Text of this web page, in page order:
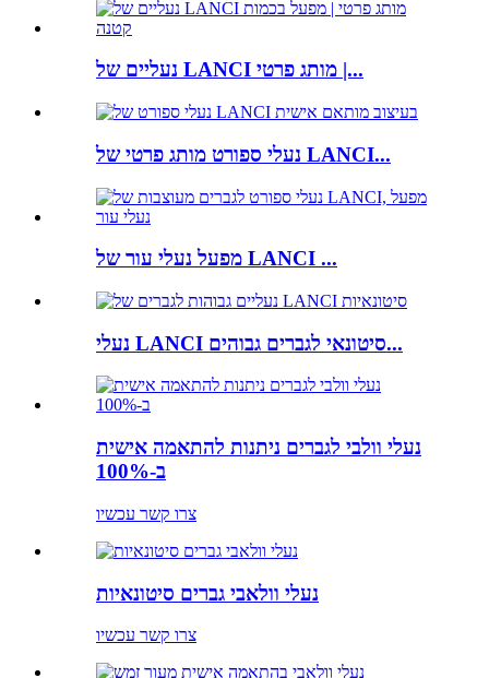
נעליים של LANCI מותג פרטי |...
נעלי ספורט מותג פרטי של LANCI...
מפעל נעלי עור של LANCI ...
נעלי LANCI סיטונאי לגברים גבוהים...
נעלי וולבי לגברים ניתנות להתאמה אישית
ב-100%
צרו קשר עכשיו
נעלי וולאבי גברים סיטונאיות
צרו קשר עכשיו